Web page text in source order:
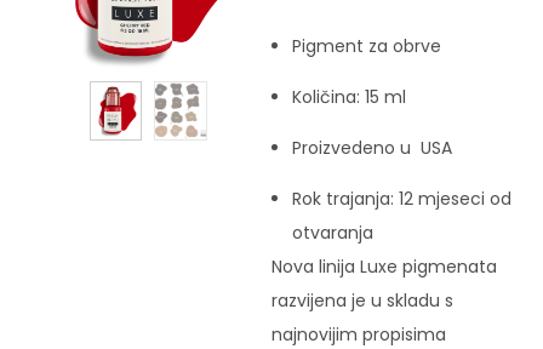
Pigment za obrve
Količina: 15 ml
Proizvedeno u USA
Rok trajanja: 12 mjeseci od
otvaranja
Nova linija Luxe pigmenata
razvijena je u skladu s
najnovijim propisima